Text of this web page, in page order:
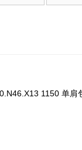
1150 单肩